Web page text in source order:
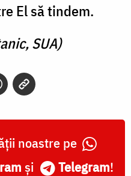
El să tindem.
SUA)
noastre pe
și Telegram!